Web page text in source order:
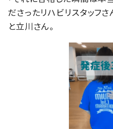
ださったリハビリスタッフ
と立川さん。